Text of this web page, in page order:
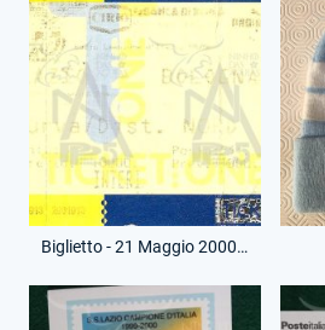
Biglietto - 21 Maggio 2000 - Amichevole Festa Scudetto - Lazio-Bologna